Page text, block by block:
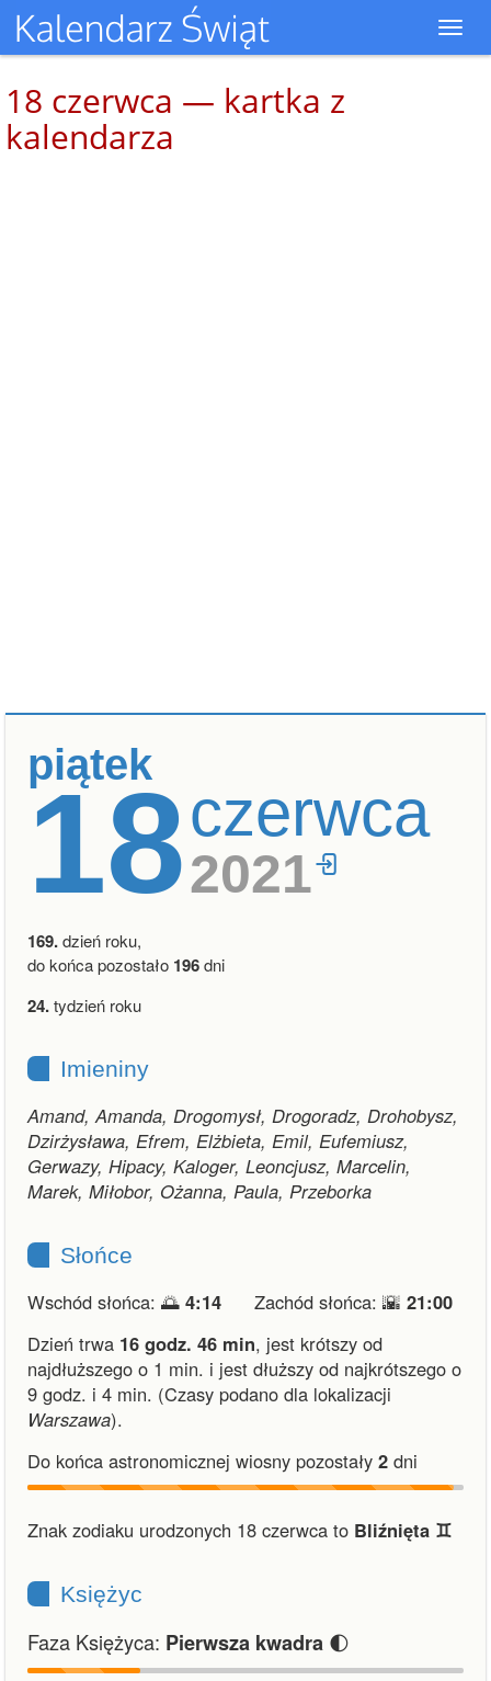
18 czerwca — kartka z
kalendarza
piątek
18czerwca
2021
169.dzień roku,
do końca pozostało 196dni
24.tydzień roku
Imieniny
Amand, Amanda, Drogomysł, Drogoradz, Drohobysz,
Dzirżysława, Efrem, Elżbieta, Emil, Eufemiusz,
Gerwazy, Hipacy, Kaloger, Leoncjusz, Marcelin,
Marek, Miłobor, Ożanna, Paula, Przeborka
Słońce
Wschód słońca: 🌅 4:14 Zachód słońca: 🌇 21:00
Dzień trwa 16 godz. 46 min, jest krótszy od
najdłuższego o 1 min. i jest dłuższy od najkrótszego o
9 godz. i 4 min. (Czasy podano dla lokalizacji
Warszawa).
Do końca astronomicznej wiosny pozostały 2 dni
Znak zodiaku urodzonych 18 czerwca to Bliźnięta ♊︎
Księżyc
Faza Księżyca: Pierwsza kwadra 🌓